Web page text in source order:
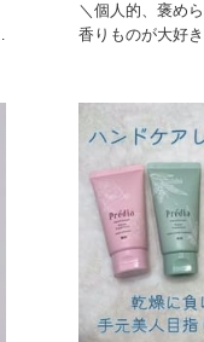
＼個人的、褒め
香りものが大好